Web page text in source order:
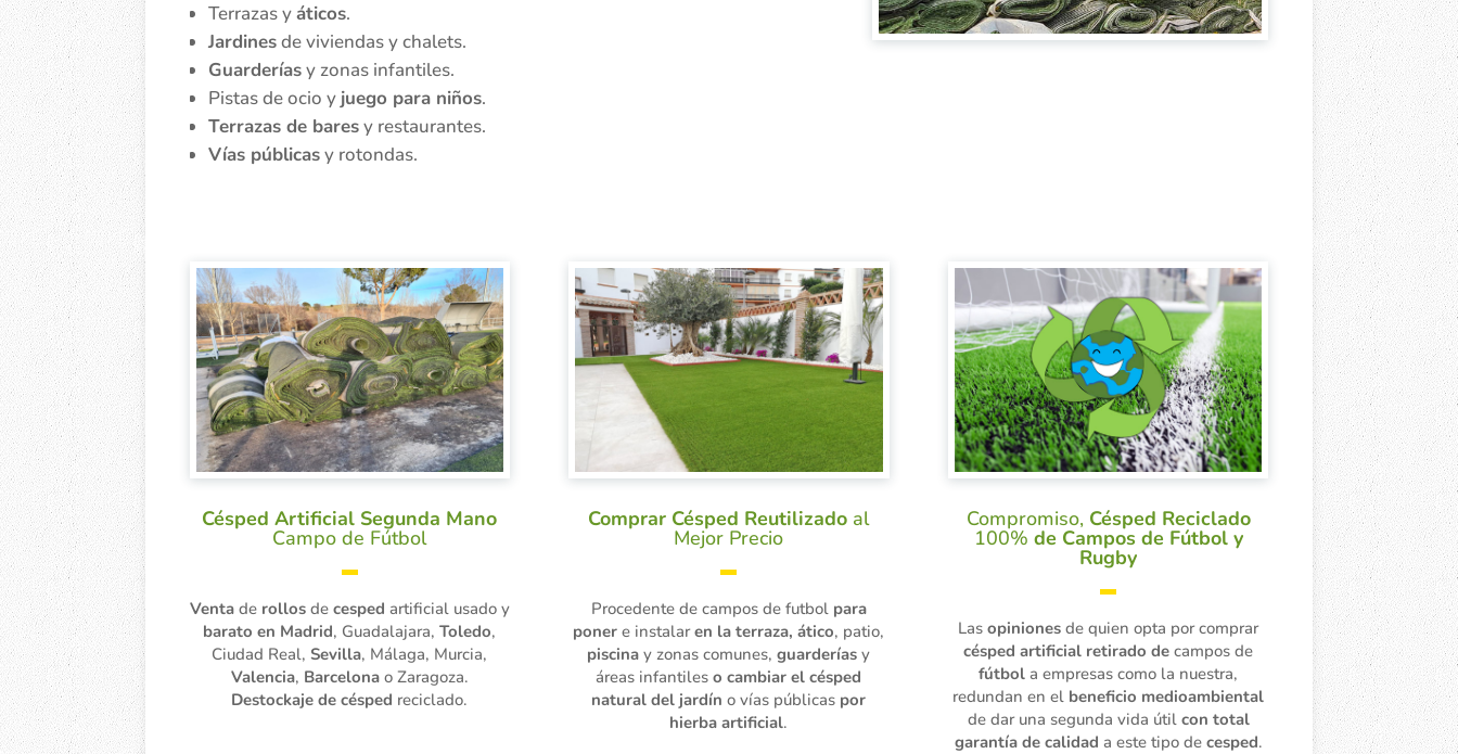
Terrazas yáticos.
Jardinesde viviendas y chalets.
Guarderíasy zonas infantiles.
Pistas de ocio y juego para niños.
Terrazas de baresy restaurantes.
Vías públicasy rotondas.
Césped Artificial Segunda Mano
Campo de Fútbol
▬
Ventade rollosde cesped artificial usado y
barato en Madrid, Guadalajara,Toledo,
Ciudad Real,Sevilla, Málaga, Murcia,
Valencia, Barcelonao Zaragoza.
Destockaje de césped reciclado.
Comprar Césped Reutilizado al
Mejor Precio
▬
Procedente de campos de futbol para
poner e instalaren la terraza, ático, patio,
piscina y zonas comunes,guarderías y
áreas infantileso cambiar el césped
natural del jardín o vías públicas por
hierba artificial.
Compromiso, Césped Reciclado
100% de Campos de Fútbol y
Rugby
▬
Lasopiniones de quien opta por comprar
césped artificial retirado de campos de
fútbol a empresas como la nuestra,
redundan en el beneficio medioambiental
de dar una segunda vida útil con total
garantía de calidad a este tipo de cesped.